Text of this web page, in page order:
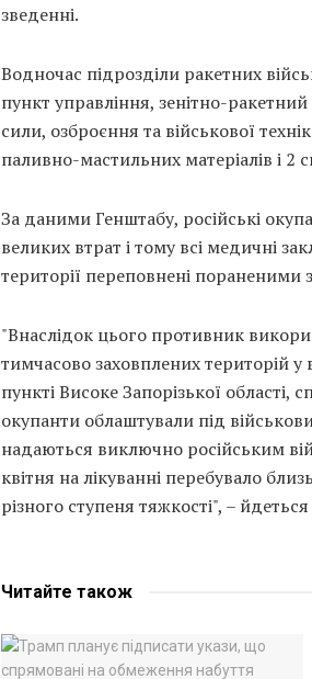
зведенні.
Водночас підрозділи ракетних
пункт управління, зенітно-
сили, озброєння та військової
паливно-мастильних матеріалів і 2
За даними Генштабу, російські
великих втрат і тому всі медичні
території переповнені пораненими
"Внаслідок цього противник
тимчасово заховплених територій
пункті Високе Запорізької області,
окупанти облаштували під
надаються виключно російським
квітня на лікуванні перебувало
різного ступеня тяжкості", –
Читайте також